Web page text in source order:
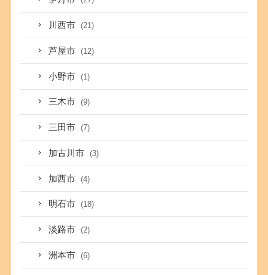
川西市 (21)
芦屋市 (12)
小野市 (1)
三木市 (9)
三田市 (7)
加古川市 (3)
加西市 (4)
明石市 (18)
淡路市 (2)
洲本市 (6)